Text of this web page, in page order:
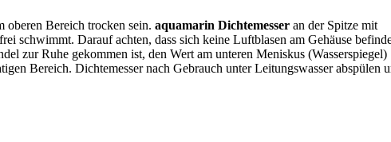
oberen Bereich trocken sein. aquamarin Dichtemesser an der Spitze mit
schwimmt. Darauf achten, dass sich keine Luftblasen am Gehäuse
zur Ruhe gekommen ist, den Wert am unteren Meniskus (Wasserspiegel)
Bereich. Dichtemesser nach Gebrauch unter Leitungswasser abspülen